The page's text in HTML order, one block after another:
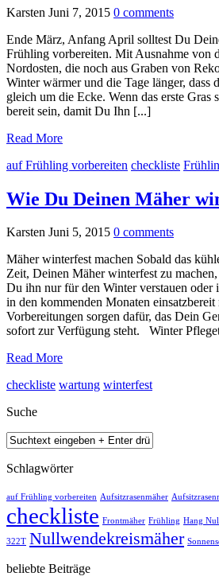
Karsten Juni 7, 2015 0 comments
Ende März, Anfang April solltest Du
Frühling vorbereiten. Mit Ausnahme von
Nordosten, die noch aus Graben von
Winter wärmer und die Tage länger, dass
gleich um die Ecke. Wenn das erste Gras
bereit sein, damit Du Ihn [...]
Read More
auf Frühling vorbereiten checkliste
Wie Du Deinen Mäher
Karsten Juni 5, 2015 0 comments
Mäher winterfest machen Sobald das
Zeit, Deinen Mäher winterfest zu
Du ihn nur für den Winter verstauen oder
in den kommenden Monaten
Vorbereitungen sorgen dafür, das Dein
sofort zur Verfügung steht. Winter
Read More
checkliste wartung winterfest
Suche
Schlagwörter
auf Frühling vorbereiten Aufsitzrasenmäher
checkliste Frontmäher Frühling Hang
322T Nullwendekreismäher
beliebte Beiträge